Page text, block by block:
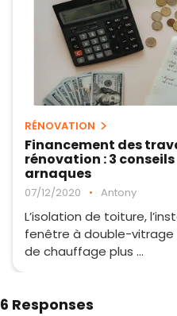
RÉNOVATION
Financement des
rénovation : 3
arnaques
07/12/2020 • Antony
L’isolation de toiture,
fenêtre à double-vitrage
de chauffage plus ...
6 Responses